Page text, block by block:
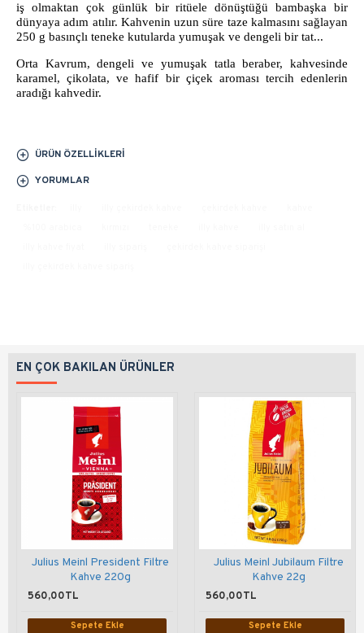
iş olmaktan çok günlük bir ritüele dönüştüğü bambaşka bir
dünyaya adım atılır. Kahvenin uzun süre taze kalmasını sağlayan
250 g basınçlı teneke kutularda yumuşak ve dengeli bir tat...
Orta Kavrum, dengeli ve yumuşak tatla beraber, kahvesinde
karamel, çikolata, ve hafif bir çiçek aroması tercih edenlerin
aradığı kahvedir.
ÜRÜN ÖZELLIKLERI
YORUMLAR
EN ÇOK BAKILAN ÜRÜNLER
Julius Meinl President Filtre
Kahve 220g
560,00TL
Sepete Ekle
Julius Meinl Jubilaum Filtre
Kahve 22g
560,00TL
Sepete Ekle